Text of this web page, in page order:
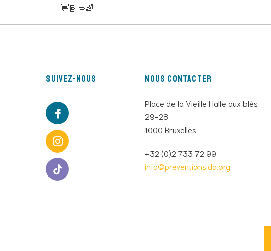
👋🏾💋🌈
Suivez-nous Nous contacter
Place de la Vieille Halle aux blés
29-28
1000 Bruxelles
+32 (0)2 733 72 99
info@preventionsida.org